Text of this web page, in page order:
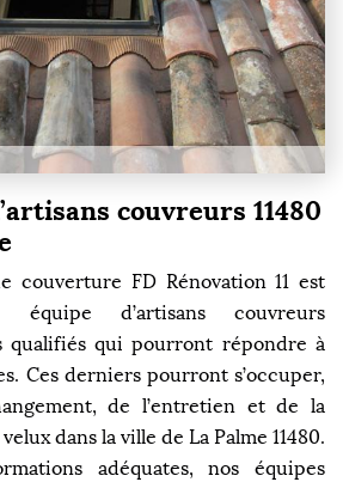
couvreurs 11480
couverture FD Rénovation 11 est
équipe d’artisans couvreurs
qualifiés qui pourront répondre à
Ces derniers pourront s’occuper,
de l’entretien et de la
dans la ville de La Palme 11480.
adéquates, nos équipes